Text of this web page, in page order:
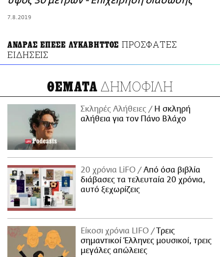
7.8.2019
ΑΝΔΡΑΣ ΕΠΕΣΕ ΛΥΚΑΒΗΤΤΟΣ ΠΡΟΣΦΑΤΕΣ
ΕΙΔΗΣΕΙΣ
ΘΕΜΑΤΑ ΔΗΜΟΦΙΛΗ
Σκληρές Αλήθειες
H σκληρή
αλήθεια για τον Πάνο Βλάχο
20 χρόνια LiFO
Από όσα βιβλία
διάβασες τα τελευταία 20 χρόνια,
αυτό ξεχωρίζεις
Είκοσι χρόνια LIFO
Tρεις
σημαντικοί Έλληνες μουσικοί, τρεις
μεγάλες απώλειες